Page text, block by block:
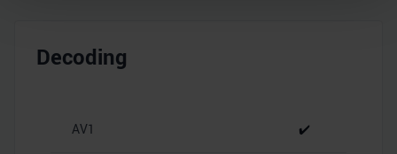
personalisieren, Funktionen für soziale Medien anbieten
Verwendung unserer Website an unsere Partner für
Decoding
AV1 ✔️